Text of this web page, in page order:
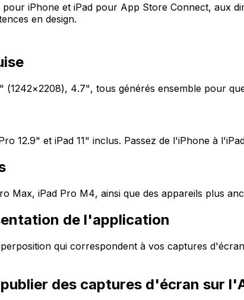
iPhone et iPad pour App Store Connect, aux
en design.
4.7", tous générés ensemble pour
12.9" et iPad 11" inclus. Passez de l'iPhone à
Max, iPad Pro M4, ainsi que des appareils plus
de l'application
qui correspondent à vos captures
des captures d'écran sur